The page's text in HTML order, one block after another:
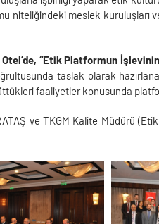
niteliğindeki meslek kuruluşları
“Etik Platformun
taslak olarak
faaliyetler konusunda
ve TKGM Kalite Müdürü